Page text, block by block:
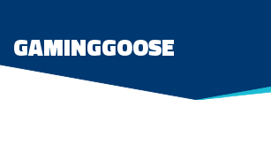
GAMINGGOOSE